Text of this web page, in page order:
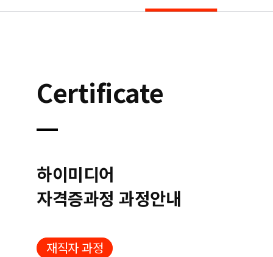
Certificate
하이미디어
자격증과정 과정안내
재직자 과정